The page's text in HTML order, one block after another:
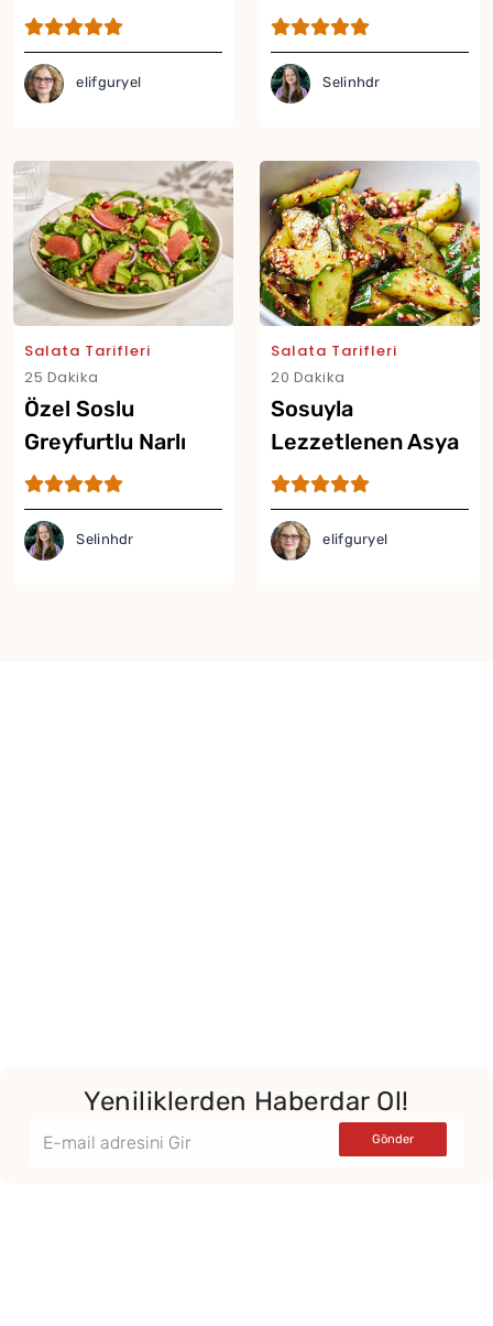
elifguryel
Buzlu Salata Tarifi
Selinhdr
Salata Tarifleri
25 Dakika
Özel Soslu
Greyfurtlu Narlı
Salata Tarifi
Selinhdr
Salata Tarifleri
20 Dakika
Sosuyla
Lezzetlenen Asya
Usulü Acılı
Salatalık Salatası
elifguryel
Yeniliklerden Haberdar Ol!